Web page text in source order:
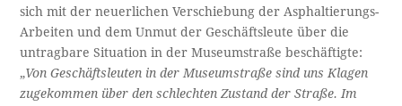
sich mit der neuerlichen Verschiebung der Asphaltierungs-
Arbeiten und dem Unmut der Geschäftsleute über die
untragbare Situation in der Museumstraße beschäftigte:
„Von Geschäftsleuten in der Museumstraße sind uns Klagen
zugekommen über den schlechten Zustand der Straße. Im